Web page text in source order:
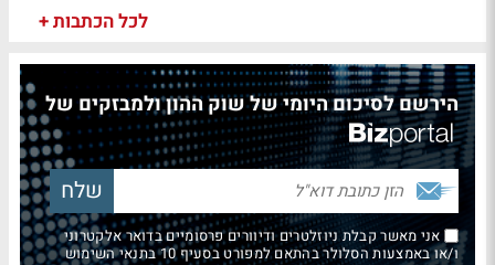
לכל הכתבות +
הירשם לסיכום היומי של שוק ההון ולמבזקים של
אני מאשר קבלת ניוזלטרים ודיוורים פרסומיים בדואר אלקטרוני
ו/או באמצעות הסלולר בהתאם למפורט בסעיף 10 בתנאי השימוש